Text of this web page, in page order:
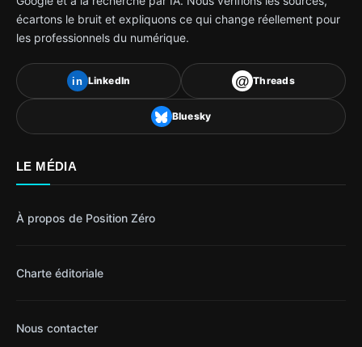
écartons le bruit et expliquons ce qui change réellement pour
les professionnels du numérique.
in LinkedIn @ Threads
Bluesky
LE MÉDIA
À propos de Position Zéro
Charte éditoriale
Nous contacter